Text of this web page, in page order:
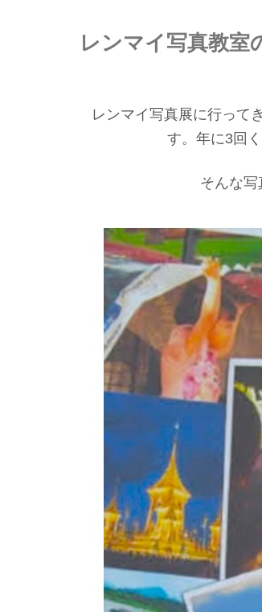
レンマイ写真教室
レンマイ写真展に行って
す。年に3回
そんな写